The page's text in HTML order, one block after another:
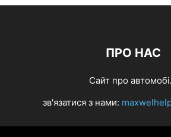
ПРО НАС
Сайт про
зв'язатися з нами: